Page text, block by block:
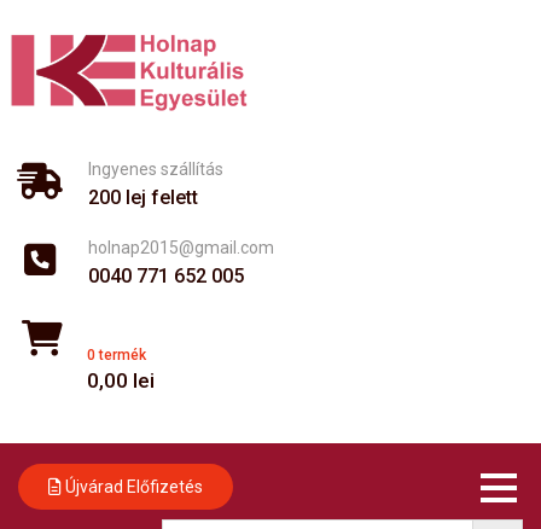
content
Ingyenes szállítás
200 lej felett
holnap2015@gmail.com
0040 771 652 005
0 termék
0,00 lei
Újvárad Előfizetés